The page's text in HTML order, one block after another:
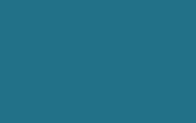
30, em Belém, reafirma o
com a defesa do meio
à COP-28, quando a energia
reconhecida como fonte
Essa decisão